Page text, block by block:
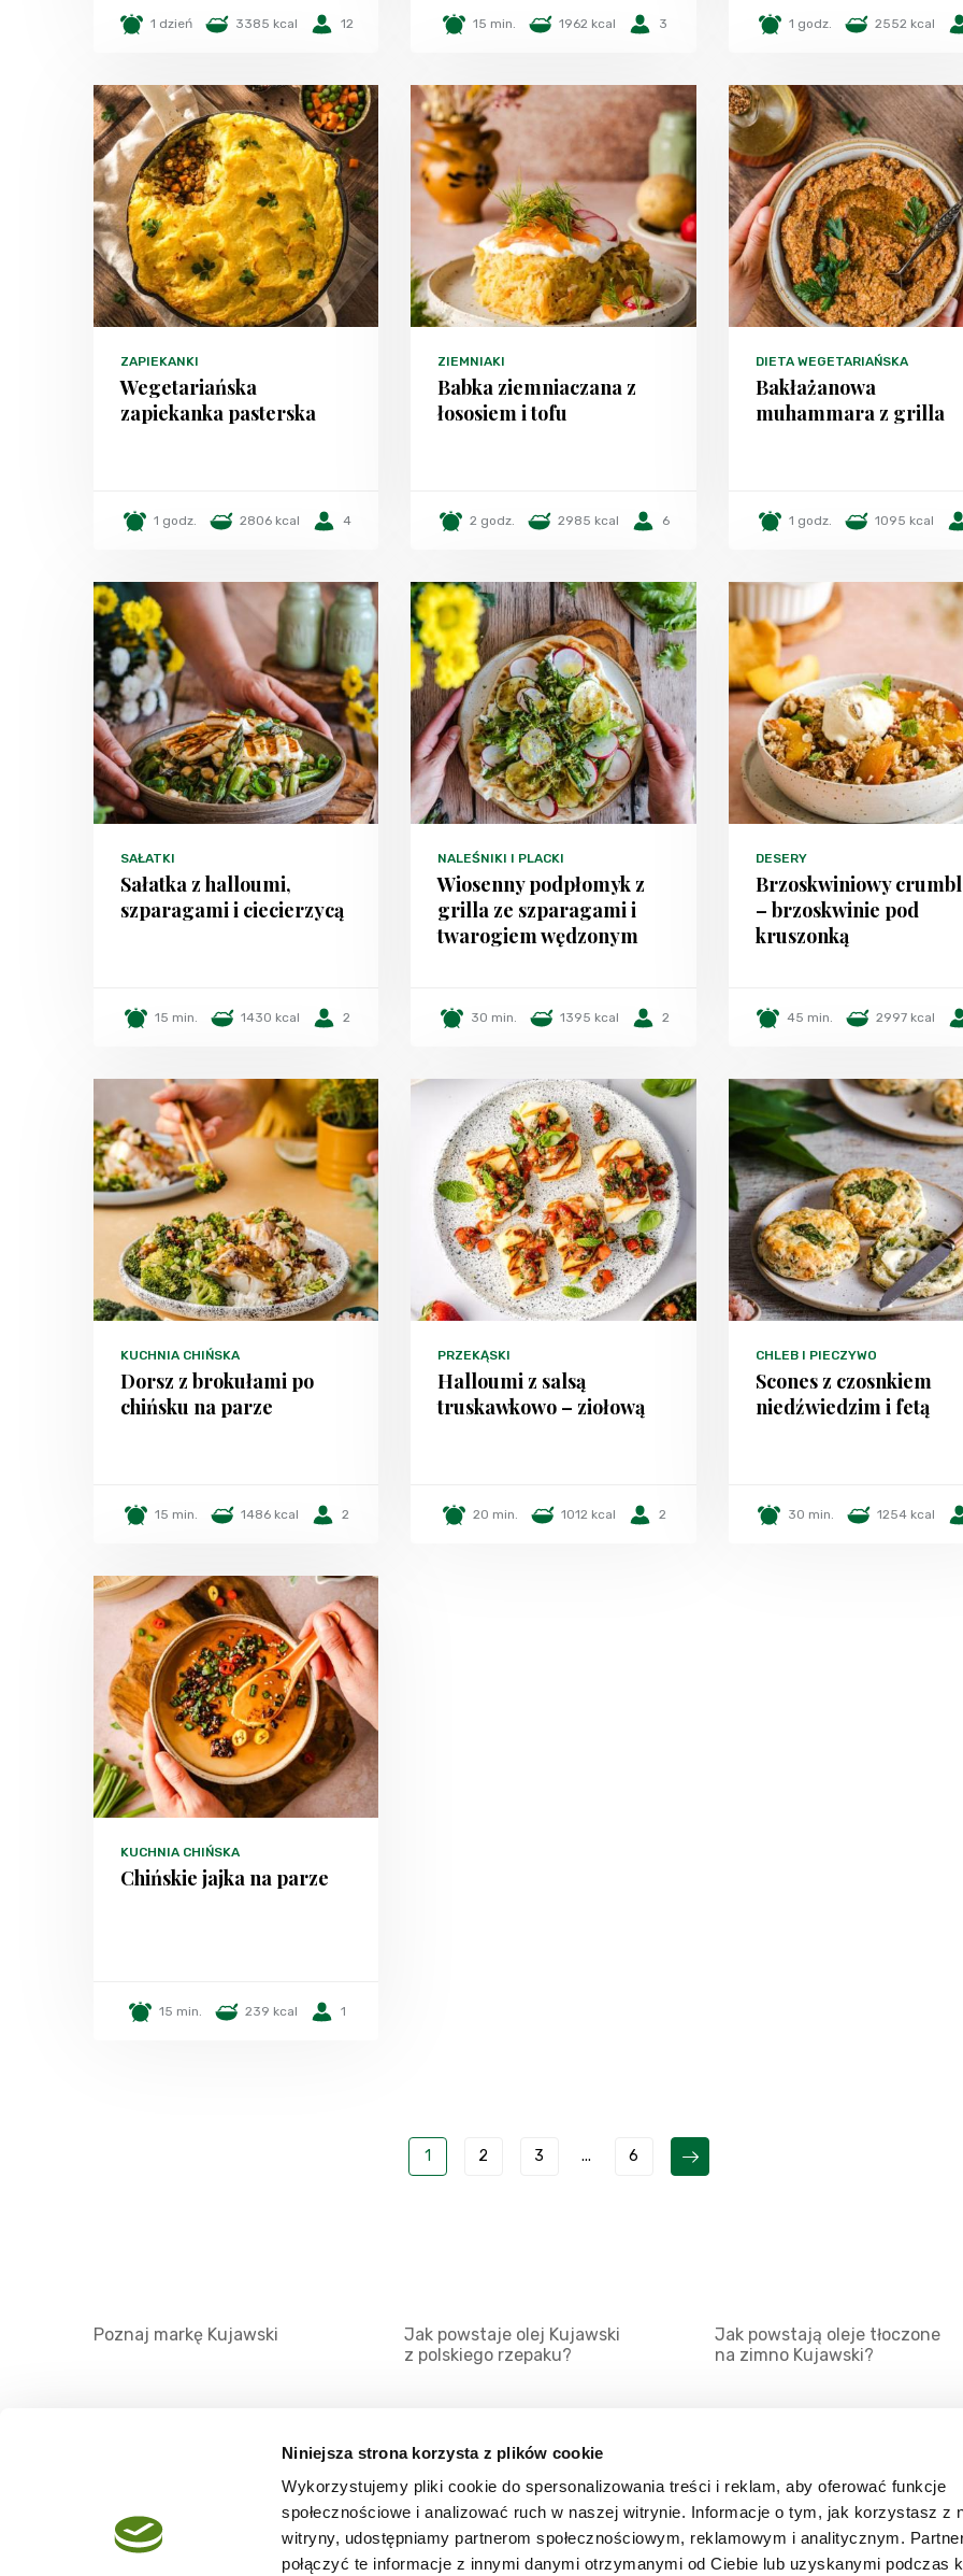
Niniejsza strona korzysta z plików cookie
Wykorzystujemy pliki cookie do spersonalizowania treści i reklam, aby oferować funkcje
społecznościowe i analizować ruch w naszej witrynie. Informacje o tym, jak korzystasz z
witryny, udostępniamy partnerom społecznościowym, reklamowym i analitycznym.
połączyć te informacje z innymi danymi otrzymanymi od Ciebie lub uzyskanymi podczas
1 dzień 3385 kcal 12 15 min. 1962 kcal 3 1 godz. 2552 kcal
ZAPIEKANKI
Wegetariańska
zapiekanka pasterska
1 godz. 2806 kcal 4
ZIEMNIAKI
Babka ziemniaczana z
łososiem i tofu
2 godz. 2985 kcal 6
DIETA WEGETARIAŃSKA
Bakłażanowa
muhammara z grilla
1 godz. 1095 kcal
SAŁATKI
Sałatka z halloumi,
szparagami i ciecierzycą
15 min. 1430 kcal 2
NALEŚNIKI I PLACKI
Wiosenny podpłomyk z
grilla ze szparagami i
twarogiem wędzonym
30 min. 1395 kcal 2
DESERY
Brzoskwiniowy
– brzoskwinie pod
kruszonką
45 min. 2997 kcal
KUCHNIA CHIŃSKA
Dorsz z brokułami po
chińsku na parze
15 min. 1486 kcal 2
PRZEKĄSKI
Halloumi z salsą
truskawkowo – ziołową
20 min. 1012 kcal 2
CHLEB I PIECZYWO
Scones z czosnkiem
niedźwiedzim i fetą
30 min. 1254 kcal
KUCHNIA CHIŃSKA
Chińskie jajka na parze
15 min. 239 kcal 1
1 2 3 ... 6
Poznaj markę Kujawski
Jak powstaje olej Kujawski
z polskiego rzepaku?
Jak powstają oleje tłoczone
na zimno Kujawski?
Regulamin
Mapa serwisu
Kanały RSS